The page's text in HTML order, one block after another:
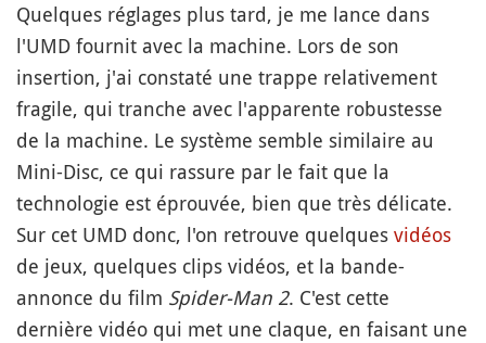
Quelques réglages plus tard, je me lance dans
l'UMD fournit avec la machine. Lors de son
insertion, j'ai constaté une trappe relativement
fragile, qui tranche avec l'apparente robustesse
de la machine. Le système semble similaire au
Mini-Disc, ce qui rassure par le fait que la
technologie est éprouvée, bien que très délicate.
Sur cet UMD donc, l'on retrouve quelques vidéos
de jeux, quelques clips vidéos, et la bande-
annonce du film Spider-Man 2. C'est cette
dernière vidéo qui met une claque, en faisant une